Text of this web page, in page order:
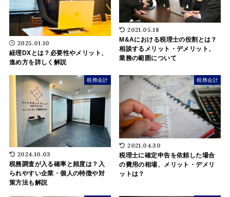
2025.01.10
経理DXとは？必要性やメリット、
進め方を詳しく解説
2021.05.18
M&Aにおける税理士の役割とは？
相談するメリット・デメリット、
業務の範囲について
税務会計
2024.10.03
税務調査が入る確率と頻度は？入
られやすい企業・個人の特徴や対
策方法も解説
税務会計
2021.04.30
税理士に確定申告を依頼した場合
の費用の相場、メリット・デメリ
ットは？